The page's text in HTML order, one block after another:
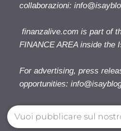
collaborazioni:
finanzalive.com is part of
FINANCE AREA inside
For advertising, press
opportunities:
Finanzalive.com ©
Vuoi pubblicare sul